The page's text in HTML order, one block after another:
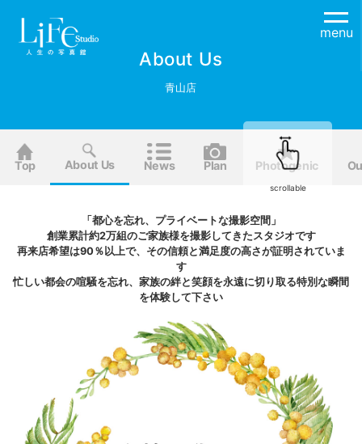
menu
About Us
青山店
Top About Us News Plan Photogenic
scrollable
「都心を忘れ、プライベートな撮影空間」
創業累計約2万組のご家族様を撮影してきたスタジオです
再来店希望は90％以上で、その信頼と満足度の高さが証明されていま
す
忙しい都会の喧騒を忘れ、家族の絆と笑顔を永遠に切り取る特別な瞬間
を体験して下さい